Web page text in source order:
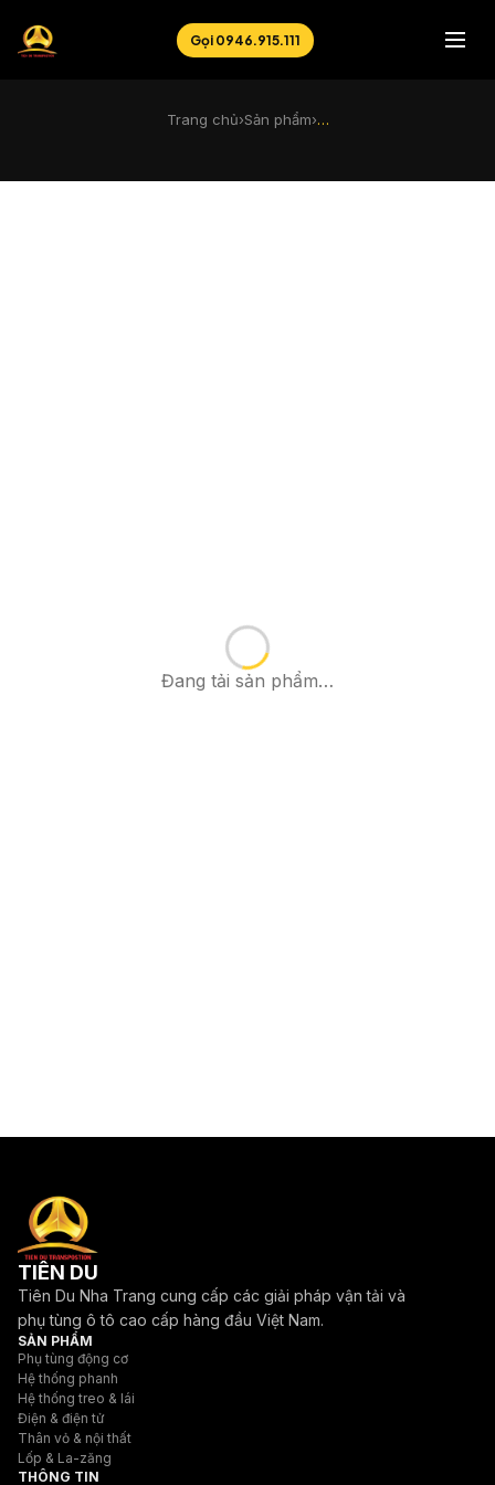
Gọi 0946.915.111
Trang chủ›Sản phẩm›…
Đang tải sản phẩm…
TIÊN DU
Tiên Du Nha Trang cung cấp các giải pháp vận tải và
phụ tùng ô tô cao cấp hàng đầu Việt Nam.
SẢN PHẨM
Phụ tùng động cơ
Hệ thống phanh
Hệ thống treo & lái
Điện & điện tử
Thân vỏ & nội thất
Lốp & La-zăng
THÔNG TIN